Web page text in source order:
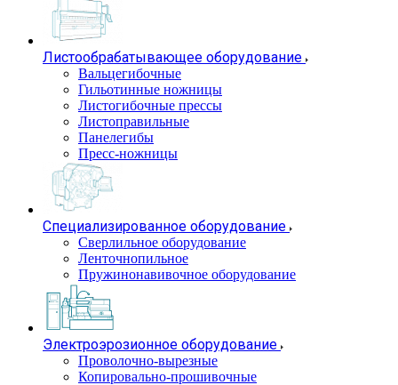
Листообрабатывающее оборудование
Вальцегибочные
Гильотинные ножницы
Листогибочные прессы
Листоправильные
Панелегибы
Пресс-ножницы
Специализированное оборудование
Сверлильное оборудование
Ленточнопильное
Пружинонавивочное оборудование
Электроэрозионное оборудование
Проволочно-вырезные
Копировально-прошивочные